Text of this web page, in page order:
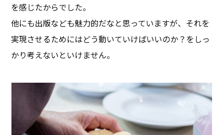
を感じたからでした。
他にも出版なども魅力的だなと思っていますが、それを
実現させるためにはどう動いていけばいいのか？をしっ
かり考えないといけません。